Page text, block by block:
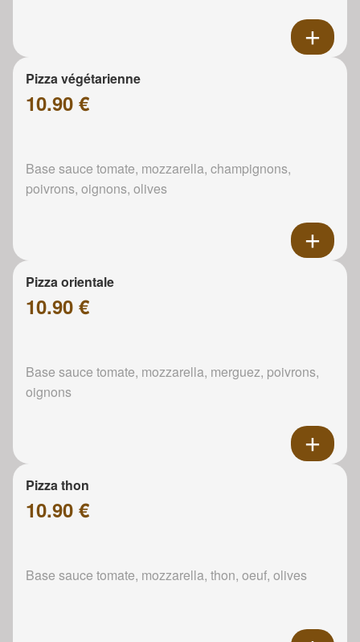
Pizza végétarienne
10.90 €
Base sauce tomate, mozzarella, champignons,
poivrons, oignons, olives
Pizza orientale
10.90 €
Base sauce tomate, mozzarella, merguez, poivrons,
oignons
Pizza thon
10.90 €
Base sauce tomate, mozzarella, thon, oeuf, olives